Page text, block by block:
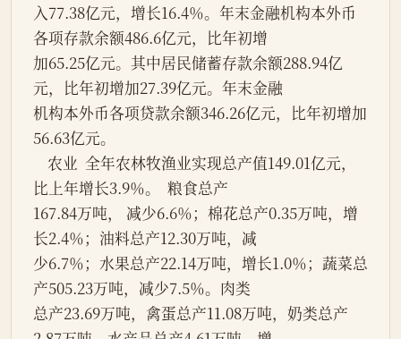
入77.38亿元，增长16.4％。年末金融机构本外币
各项存款余额486.6亿元，比年初增
加65.25亿元。其中居民储蓄存款余额288.94亿
元，比年初增加27.39亿元。年末金融
机构本外币各项贷款余额346.26亿元，比年初增加
56.63亿元。
比上年增长3.9％。  粮食总产
167.84万吨， 减少6.6％；棉花总产0.35万吨，增
长2.4％；油料总产12.30万吨，减
少6.7％；水果总产22.14万吨，增长1.0％；蔬菜总
产505.23万吨，减少7.5％。肉类
总产23.69万吨，禽蛋总产11.08万吨，奶类总产